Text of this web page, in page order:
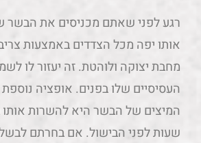
רגע לפני שאתם מכניסים את הבשר
אותו יפה מכל הצדדים באמצעות
מחבת יצוקה ולוהטת. זה יעזור לו
העסיסיים שלו בפנים. אופציה
המיצים של הבשר היא להשרות
שעות לפני הבישול. אם בחרתם